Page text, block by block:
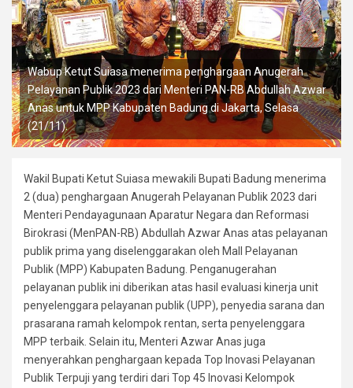
Wabup Ketut Suiasa menerima penghargaan Anugerah
Pelayanan Publik 2023 dari Menteri PAN-RB Abdullah Azwar
Anas untuk MPP Kabupaten Badung di Jakarta, Selasa
(21/11).
Wakil Bupati Ketut Suiasa mewakili Bupati Badung menerima
2 (dua) penghargaan Anugerah Pelayanan Publik 2023 dari
Menteri Pendayagunaan Aparatur Negara dan Reformasi
Birokrasi (MenPAN-RB) Abdullah Azwar Anas atas pelayanan
publik prima yang diselenggarakan oleh Mall Pelayanan
Publik (MPP) Kabupaten Badung. Penganugerahan
pelayanan publik ini diberikan atas hasil evaluasi kinerja unit
penyelenggara pelayanan publik (UPP), penyedia sarana dan
prasarana ramah kelompok rentan, serta penyelenggara
MPP terbaik. Selain itu, Menteri Azwar Anas juga
menyerahkan penghargaan kepada Top Inovasi Pelayanan
Publik Terpuji yang terdiri dari Top 45 Inovasi Kelompok